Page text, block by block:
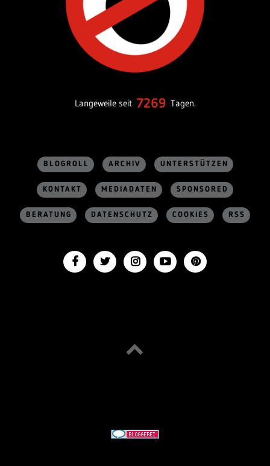
Langeweile seit 7269 Tagen.
BLOGROLL ARCHIV UNTERSTÜTZEN
KONTAKT MEDIADATEN SPONSORED
BERATUNG DATENSCHUTZ COOKIES RSS